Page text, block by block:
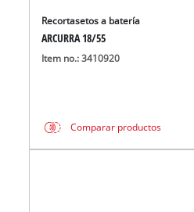
Recortasetos a batería
ARCURRA 18/55
Item no.: 3410920
Comparar productos